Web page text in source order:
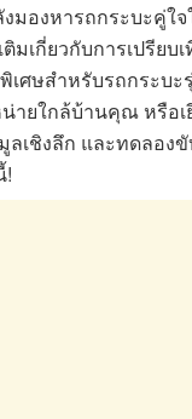
มองหารถกระบะคู่ใจ
มเกี่ยวกับการเปรียบ
เศษสำหรับรถกระบ
ายใกล้บ้านคุณ หรือเ
ลเชิงลึก และทดลอง
!